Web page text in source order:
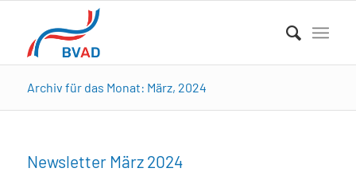
Archiv für das Monat: März, 2024
Newsletter März 2024